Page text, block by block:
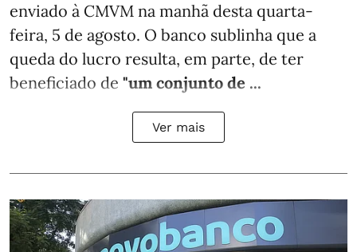
enviado à CMVM na manhã desta quarta-
feira, 5 de agosto. O banco sublinha que a
queda do lucro resulta, em parte, de ter
beneficiado de "um conjunto de ...
Ver mais